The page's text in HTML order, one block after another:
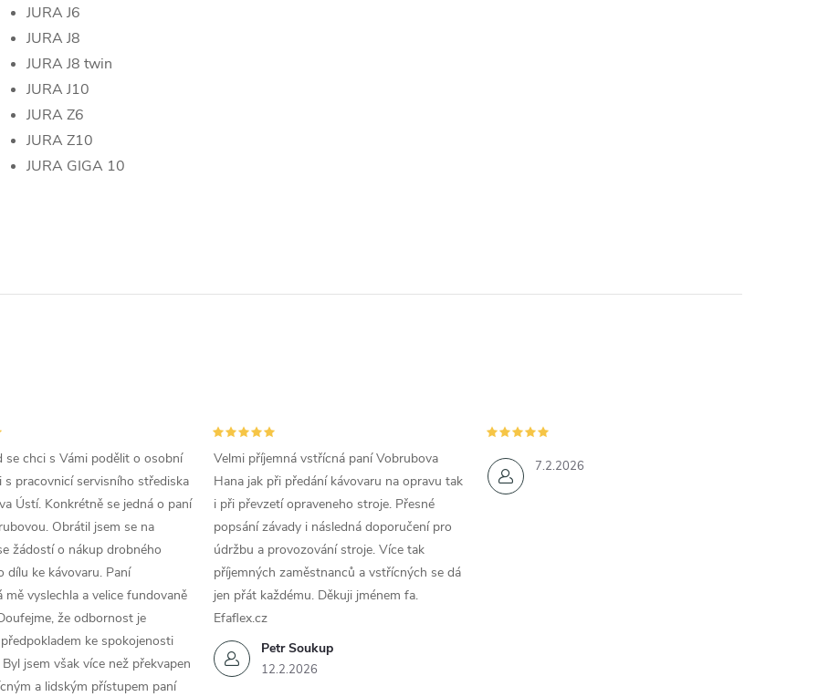
JURA J6
JURA J8
JURA J8 twin
JURA J10
JURA Z6
JURA Z10
JURA GIGA 10
se chci s Vámi podělit o osobní
s pracovnicí servisního střediska
Ústí. Konkrétně se jedná o paní
Obrátil jsem se na
žádostí o nákup drobného
dílu ke kávovaru. Paní
mě vyslechla a velice fundovaně
že odbornost je
ke spokojenosti
jsem však více než překvapen
a lidským přístupem paní
Petr Soukup
12.2.2026
Velmi příjemná vstřícná paní Vobrubova
Hana jak při předání kávovaru na opravu tak
i při převzetí opraveneho stroje. Přesné
popsání závady i následná doporučení pro
údržbu a provozování stroje. Více tak
příjemných zaměstnanců a vstřícných se dá
jen přát každému. Děkuji jménem fa.
Efaflex.cz
7.2.2026